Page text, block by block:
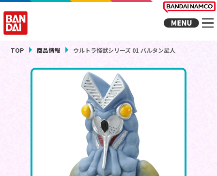
TOP 商品情報 ウルトラ怪獣シリーズ 01 バルタン星人